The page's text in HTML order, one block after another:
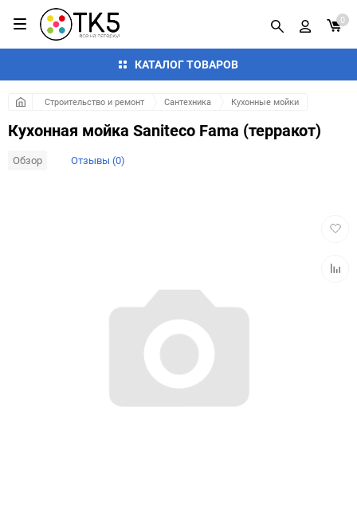
КАТАЛОГ ТОВАРОВ
0
Строительство и ремонт Сантехника Кухонные мойки
Кухонная мойка Saniteco Fama (терракот)
Обзор Отзывы (0)